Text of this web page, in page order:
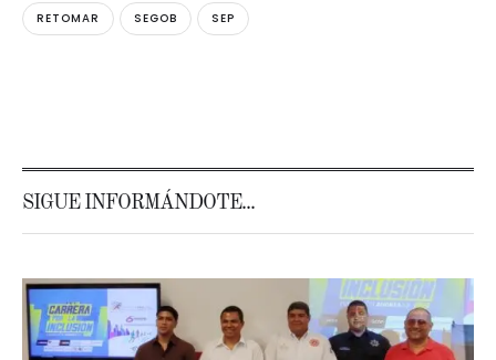
RETOMAR SEGOB SEP
SIGUE INFORMÁNDOTE...